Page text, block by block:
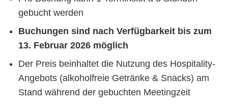
gebucht werden
Buchungen sind nach Verfügbarkeit bis zum
13. Februar 2026 möglich
Der Preis beinhaltet die Nutzung des Hospitality-
Angebots (alkoholfreie Getränke & Snacks) am
Stand während der gebuchten Meetingzeit